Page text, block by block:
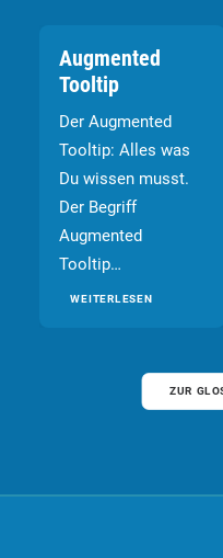
Augmented
Tooltip
Der Augmented
Tooltip: Alles was
Du wissen musst.
Der Begriff
Augmented
Tooltip…
WEITERLESEN
ZUR